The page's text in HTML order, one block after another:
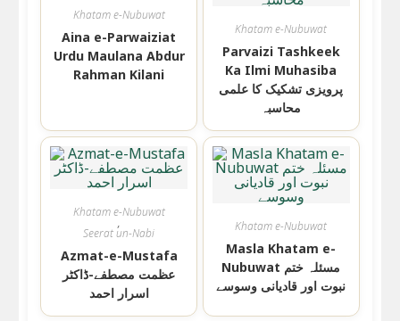
Khatam e-Nubuwat
Aina e-Parwaiziat
Urdu Maulana Abdur
Rahman Kilani
Khatam e-Nubuwat
Parvaizi Tashkeek
Ka Ilmi Muhasiba
پرویزی تشکیک کا علمی
محاسبہ
Khatam e-Nubuwat
,
Seerat un-Nabi
Azmat-e-Mustafa
عظمت مصطفے-ڈاکٹر
اسرار احمد
Khatam e-Nubuwat
Masla Khatam e-
Nubuwat مسئلہ ختم
نبوت اور قادیانی وسوسے